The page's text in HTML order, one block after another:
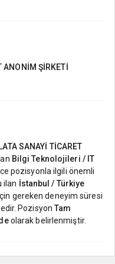
ANONİM ŞİRKETİ
SANAYİ TİCARET
Bilgi Teknolojileri / IT
pozisyonla ilgili önemli
ilan İstanbul / Türkiye
gereken deneyim süresi
PozisyonTam
olarak belirlenmiştir.